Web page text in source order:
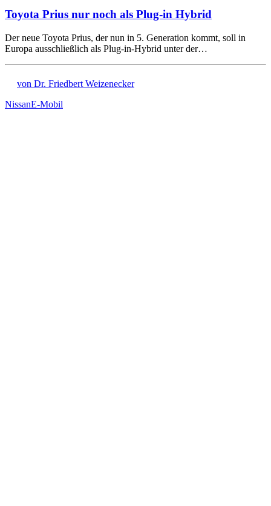
Toyota Prius nur noch als Plug-in Hybrid
Der neue Toyota Prius, der nun in 5. Generation kommt, soll in
Europa ausschließlich als Plug-in-Hybrid unter der…
von Dr. Friedbert Weizenecker
NissanE-Mobil